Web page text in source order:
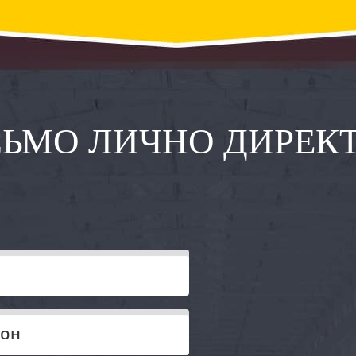
ЛИЧНО